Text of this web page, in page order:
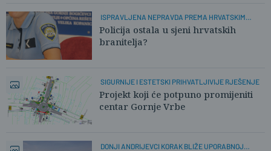
ISPRAVLJENA NEPRAVDA PREMA HRVATSKIM
POLICAJCIMA
Policija ostala u sjeni hrvatskih
branitelja?
SIGURNIJE I ESTETSKI PRIHVATLJIVIJE RJEŠENJE
Projekt koji će potpuno promijeniti
centar Gornje Vrbe
DONJI ANDRIJEVCI KORAK BLIŽE UPORABNOJ